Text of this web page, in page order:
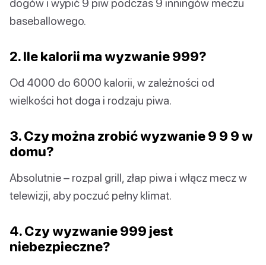
dogów i wypić 9 piw podczas 9 inningów meczu
baseballowego.
2. Ile kalorii ma wyzwanie 999?
Od 4000 do 6000 kalorii, w zależności od
wielkości hot doga i rodzaju piwa.
3. Czy można zrobić wyzwanie 9 9 9 w
domu?
Absolutnie – rozpal grill, złap piwa i włącz mecz w
telewizji, aby poczuć pełny klimat.
4. Czy wyzwanie 999 jest
niebezpieczne?